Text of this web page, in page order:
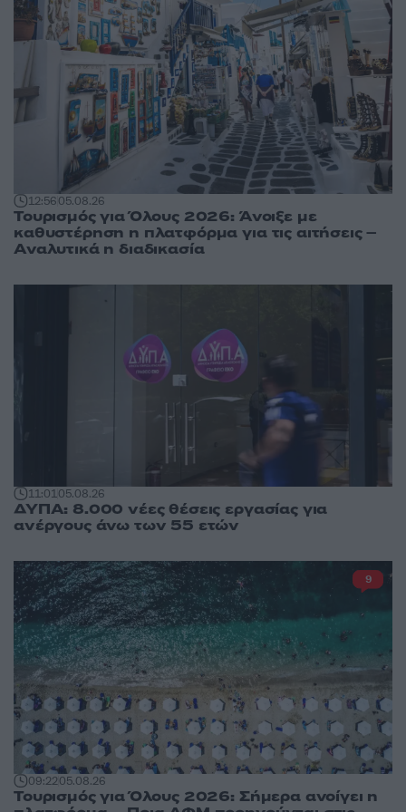
12:5605.08.26
Τουρισμός για Όλους 2026: Άνοιξε με
καθυστέρηση η πλατφόρμα για τις αιτήσεις –
Αναλυτικά η διαδικασία
11:0105.08.26
ΔΥΠΑ: 8.000 νέες θέσεις εργασίας για
ανέργους άνω των 55 ετών
09:2205.08.26
Τουρισμός για Όλους 2026: Σήμερα ανοίγει η
9